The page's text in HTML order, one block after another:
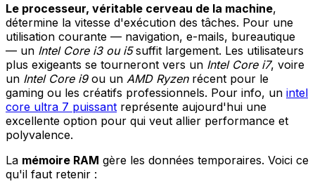
Le processeur, véritable cerveau de la machine,
détermine la vitesse d'exécution des tâches. Pour une
utilisation courante — navigation, e-mails, bureautique
— un Intel Core i3 ou i5suffit largement. Les utilisateurs
plus exigeants se tourneront vers un Intel Core i7, voire
un Intel Core i9ou un AMD Ryzenrécent pour le
gaming ou les créatifs professionnels. Pour info, un intel
core ultra 7 puissant représente aujourd'hui une
excellente option pour qui veut allier performance et
polyvalence.
La mémoire RAM gère les données temporaires. Voici ce
qu'il faut retenir :